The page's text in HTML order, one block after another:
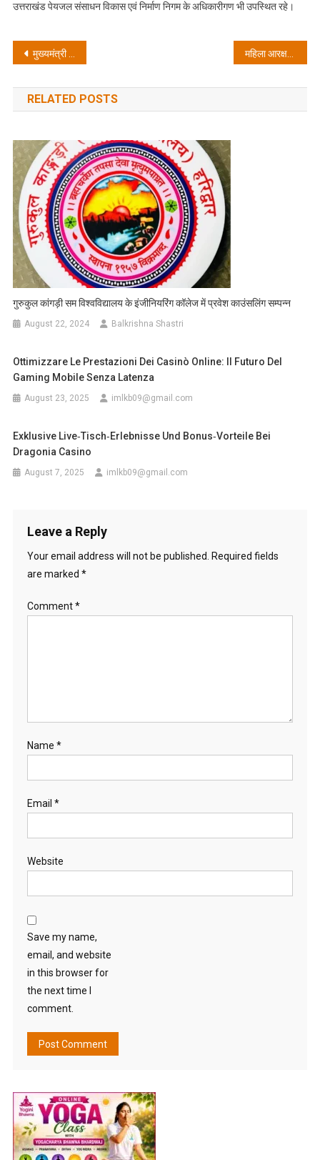
उत्तराखंड पेयजल संसाधन विकास एवं निर्माण निगम के अधिकारीगण भी उपस्थित रहे।
Post
navigation
मुख्यमंत्री ने ‘सूर्य देवभूमि चैलेंज’ के समापन समारोह में किया प्रतिभाग; सेना और युवाओं के शौर्य को सराहा
RELATED POSTS
गुरुकुल कांगड़ी सम विश्वविद्यालय के इंजीनियरिंग कॉलेज में प्रवेश काउंसलिंग सम्पन्न
August 22, 2024 Balkrishna Shastri
Ottimizzare Le Prestazioni Dei Casinò Online: Il Futuro Del
Gaming Mobile Senza Latenza
August 23, 2025 imlkb09@gmail.com
Exklusive Live‑Tisch‑Erlebnisse Und Bonus‑Vorteile Bei
Dragonia Casino
August 7, 2025 imlkb09@gmail.com
Leave a Reply
Your email address will not be published.
Required fields
are marked *
Comment*
Name *
Email *
Website
Save my name,
email, and website
in this browser for
the next time I
comment.